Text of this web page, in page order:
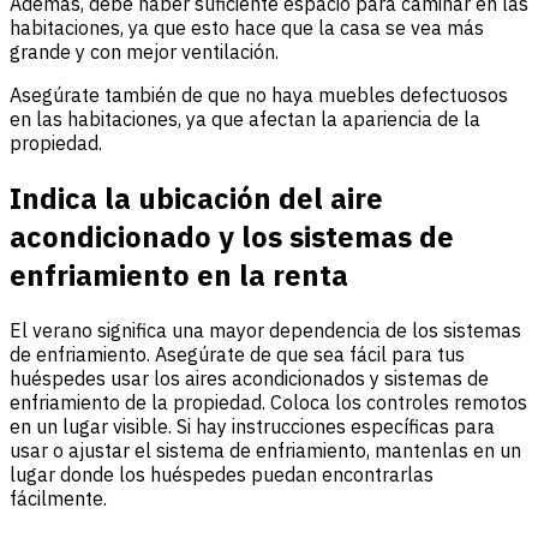
habitaciones, ya que esto hace que la casa se vea más
grande y con mejor ventilación.
Asegúrate también de que no haya muebles defectuosos
en las habitaciones, ya que afectan la apariencia de la
propiedad.
Indica la ubicación del aire
acondicionado y los sistemas de
enfriamiento en la renta
El verano significa una mayor dependencia de los sistemas
de enfriamiento. Asegúrate de que sea fácil para tus
huéspedes usar los aires acondicionados y sistemas de
enfriamiento de la propiedad. Coloca los controles remotos
en un lugar visible. Si hay instrucciones específicas para
usar o ajustar el sistema de enfriamiento, mantenlas en un
lugar donde los huéspedes puedan encontrarlas
fácilmente.